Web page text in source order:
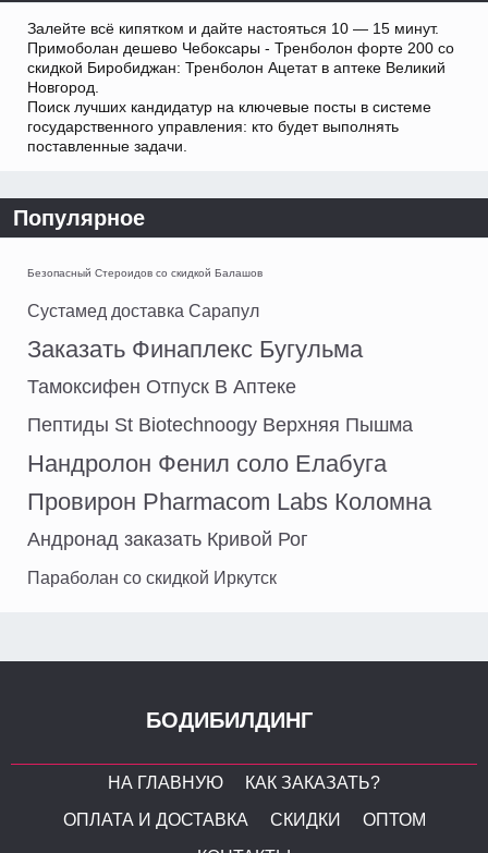
Залейте всё кипятком и дайте настояться 10 — 15 минут.
Примоболан дешево Чебоксары - Тренболон форте 200 со
скидкой Биробиджан: Тренболон Ацетат в аптеке Великий
Новгород.
Поиск лучших кандидатур на ключевые посты в системе
государственного управления: кто будет выполнять
поставленные задачи.
Популярное
Безопасный Стероидов со скидкой Балашов
Сустамед доставка Сарапул
Заказать Финаплекс Бугульма
Тамоксифен Отпуск В Аптеке
Пептиды St Biotechnoogy Верхняя Пышма
Нандролон Фенил соло Елабуга
Провирон Pharmacom Labs Коломна
Андронад заказать Кривой Рог
Параболан со скидкой Иркутск
БОДИБИЛДИНГ
НА ГЛАВНУЮ
КАК ЗАКАЗАТЬ?
ОПЛАТА И ДОСТАВКА
СКИДКИ
ОПТОМ